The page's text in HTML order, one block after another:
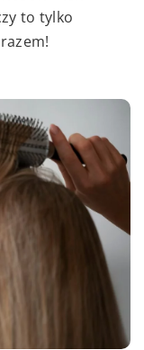
to tylko